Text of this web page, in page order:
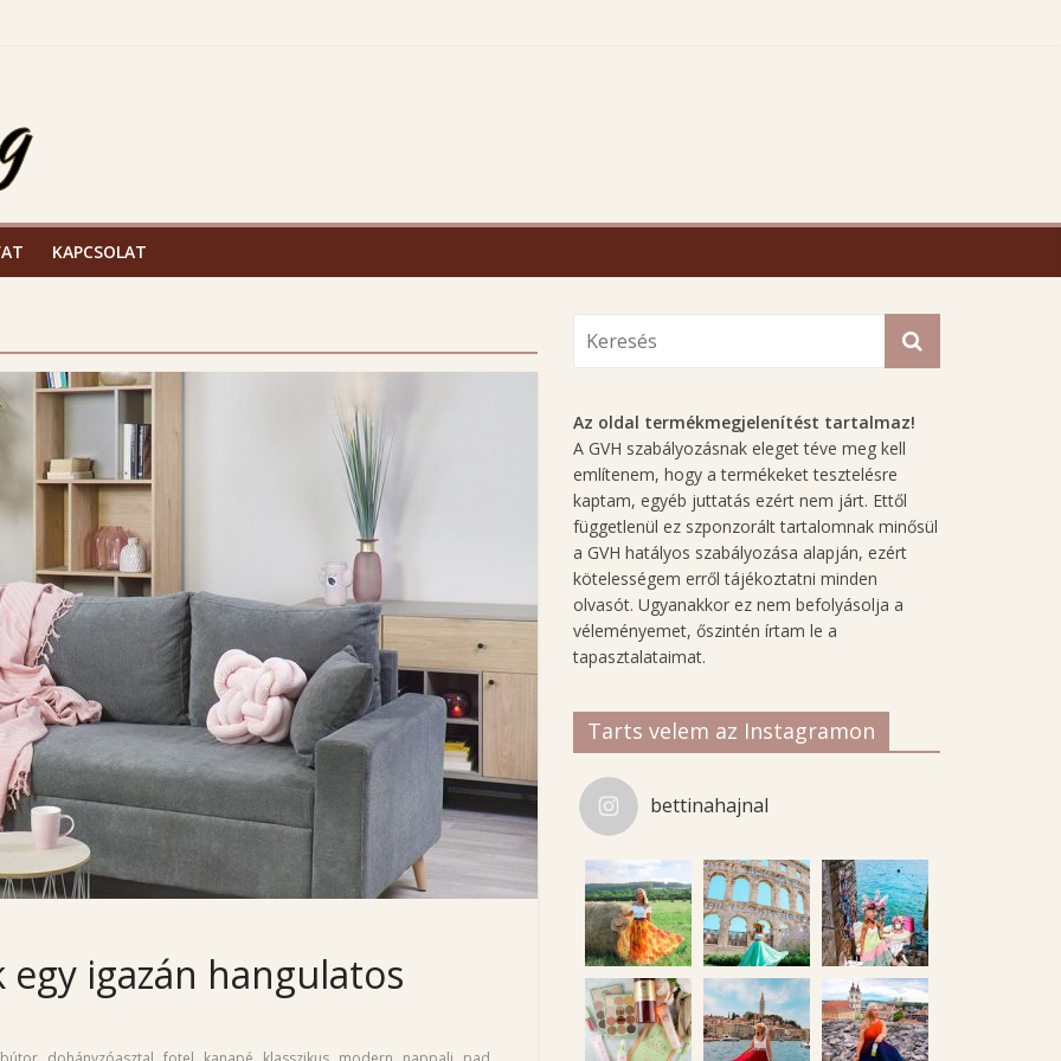
bőrfiatalító termékcsalád
KAPCSOLAT
igazán hangulatos
Az oldal termékmegjelenítést tartalmaz!
A GVH szabályozásnak eleget téve meg kell
említenem, hogy a termékeket tesztelésre
kaptam, egyéb juttatás ezért nem járt. Ettől
függetlenül ez szponzorált tartalomnak minősül
a GVH hatályos szabályozása alapján, ezért
kötelességem erről tájékoztatni minden
olvasót. Ugyanakkor ez nem befolyásolja a
véleményemet, őszintén írtam le a
tapasztalataimat.
Tarts velem az Instagramon
bettinahajnal